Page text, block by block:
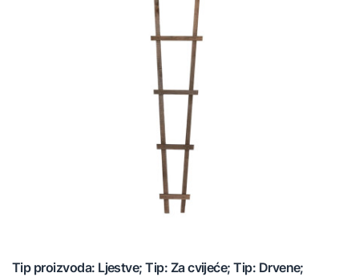
Tip proizvoda: Ljestve; Tip: Za cvijeće; Tip: Drvene;